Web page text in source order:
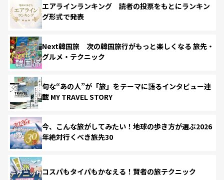
エアラインランキング 読者の投票をもとにランキン
グ形式で発表
Next韓国旅 次の韓国旅行がもっと楽しくなる 旅先・
グルメ・テクニック
旬な“あの人”が「旅」をテーマに語るインタビュー連
載 MY TRAVEL STORY
今、こんな旅がしてみたい！地球の歩き方が選ぶ2026
年絶対行くべき旅先30
コスパもタイパもかなえる！賢者の旅テクニック